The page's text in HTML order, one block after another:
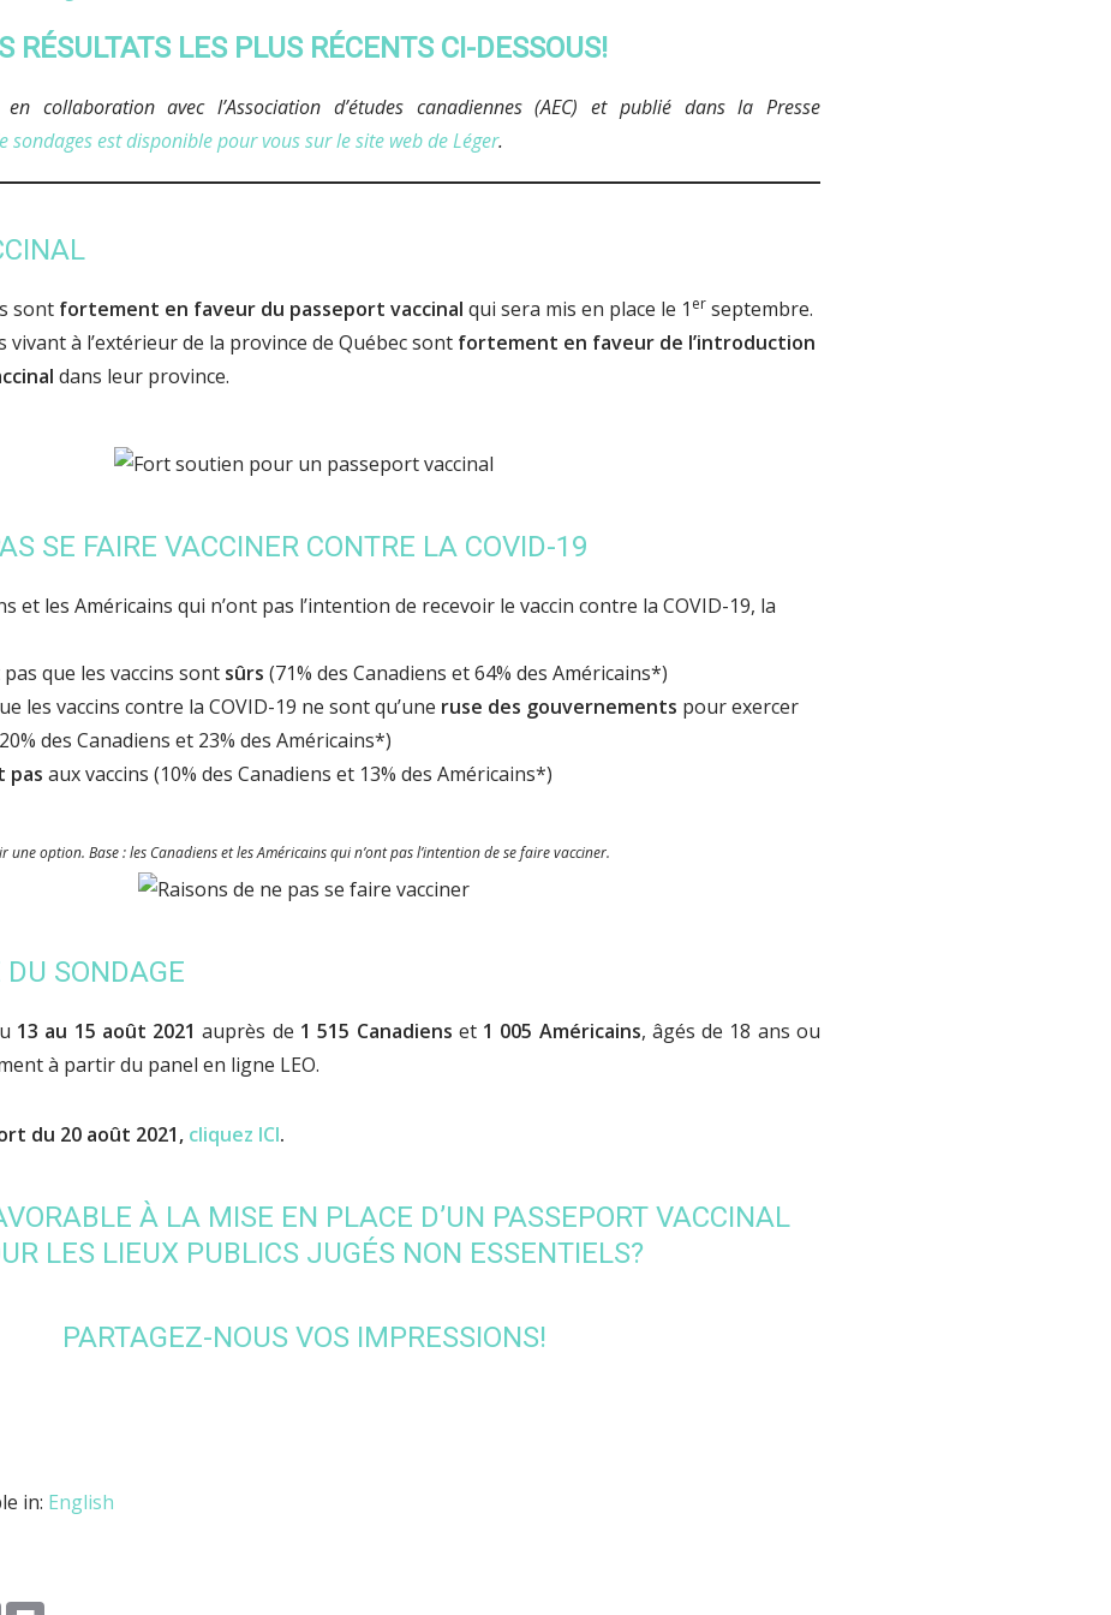
RÉSULTATS LES PLUS RÉCENTS CI-DESSOUS!
collaboration avec l’Association d’études canadiennes (AEC) et publié dans la Presse
sondages est disponible pour vous sur le site web de Léger.
sont fortement en faveur du passeport vaccinal qui sera mis en place le 1 er septembre.
vivant à l’extérieur de la province de Québec sont fortement en faveur de l’introduction
dans leur province.
SE FAIRE VACCINER CONTRE LA COVID-19
et les Américains qui n’ont pas l’intention de recevoir le vaccin contre la COVID-19, la
que les vaccins sont sûrs (71% des Canadiens et 64% des Américains*)
les vaccins contre la COVID-19 ne sont qu’une ruse des gouvernements pour exercer
des Canadiens et 23% des Américains*)
pas aux vaccins (10% des Canadiens et 13% des Américains*)
option. Base : les Canadiens et les Américains qui n’ont pas l’intention de se faire vacciner.
SONDAGE
13 au 15 août 2021 auprès de 1 515 Canadiens et 1 005 Américains, âgés de 18 ans ou
à partir du panel en ligne LEO.
du 20 août 2021, cliquez ICI.
À LA MISE EN PLACE D’UN PASSEPORT VACCINAL
LES LIEUX PUBLICS JUGÉS NON ESSENTIELS?
PARTAGEZ-NOUS VOS IMPRESSIONS!
in: English